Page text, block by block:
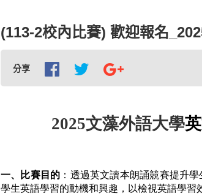
(113-2校內比賽) 歡迎報名
分享
2025文藻外語大學
一、比賽目的 ：透過英文讀本朗誦競賽提升
學生英語學習的動機和興趣，以檢視英語學習